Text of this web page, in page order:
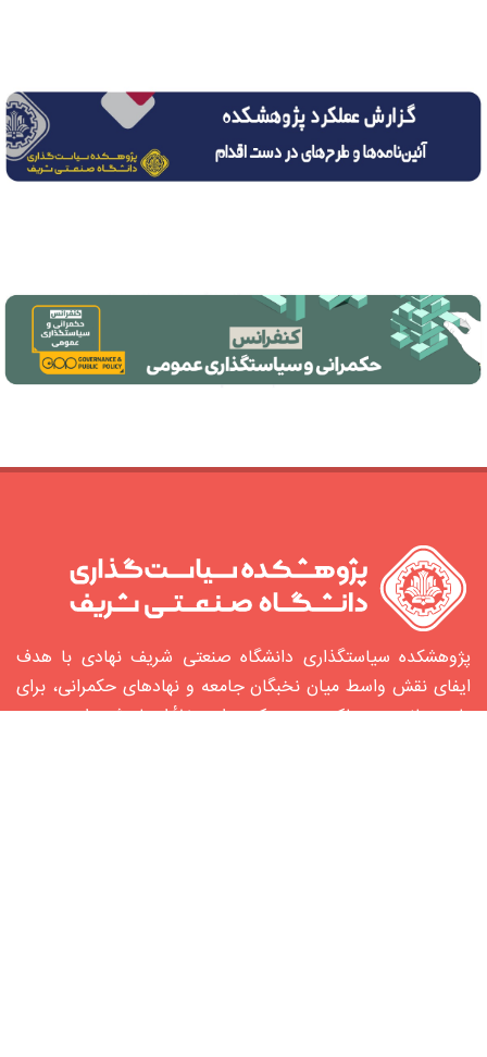
پژوهشکده سیاستگذاری دانشگاه صنعتی شریف نهادی با هدف
ایفای نقش واسط میان نخبگان جامعه و نهادهای حکمرانی، برای
یاری‌رساندن به حاکمیت و پر کردن این خلأ ایجاد شده‌ است.